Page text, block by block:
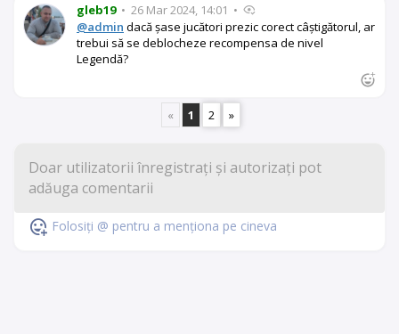
gleb19 • 26 Mar 2024, 14:01 •
@admin dacă șase jucători prezic corect câștigătorul, ar
trebui să se deblocheze recompensa de nivel
Legendă?
« 1 2 »
Folosiți @ pentru a menționa pe cineva